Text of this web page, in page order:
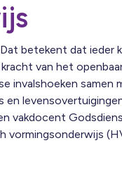
betekent dat ieder
van het
invalshoeken samen
en
vakdocent
vormingsonderwijs